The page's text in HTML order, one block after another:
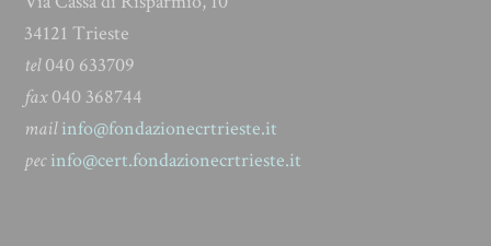
34121 Trieste
tel040 633709
fax040 368744
mailinfo@fondazionecrtrieste.it
pecinfo@cert.fondazionecrtrieste.it